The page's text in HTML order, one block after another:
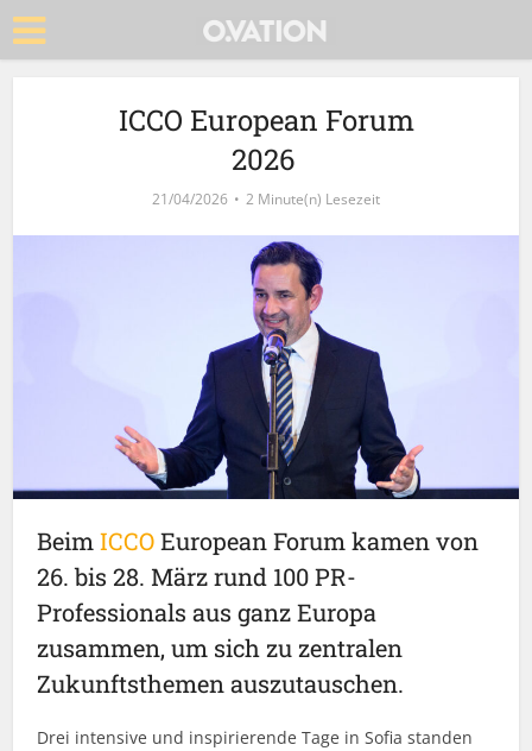
ICCO European Forum
2026
21/04/2026 2 Minute(n) Lesezeit
BeimICCOEuropean Forum kamen von
26. bis 28. März rund 100 PR-
Professionals aus ganz Europa
zusammen, um sich zu zentralen
Zukunftsthemen auszutauschen.
Drei intensive und inspirierende Tage in Sofia standen